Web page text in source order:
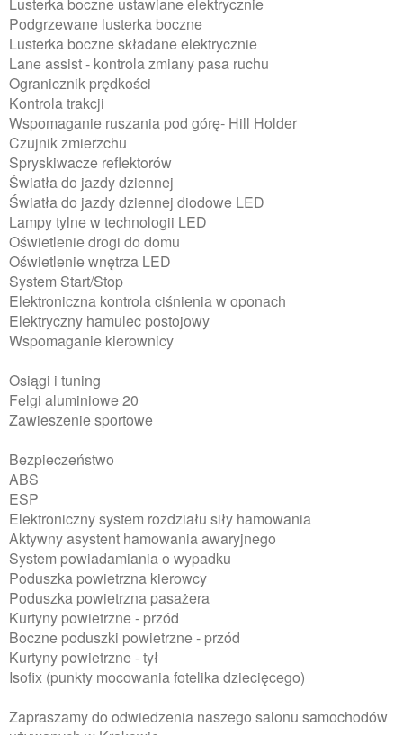
Podgrzewane lusterka boczne
Lusterka boczne składane elektrycznie
Lane assist - kontrola zmiany pasa ruchu
Ogranicznik prędkości
Kontrola trakcji
Wspomaganie ruszania pod górę- Hill Holder
Czujnik zmierzchu
Spryskiwacze reflektorów
Światła do jazdy dziennej
Światła do jazdy dziennej diodowe LED
Lampy tylne w technologii LED
Oświetlenie drogi do domu
Oświetlenie wnętrza LED
System Start/Stop
Elektroniczna kontrola ciśnienia w oponach
Elektryczny hamulec postojowy
Wspomaganie kierownicy
Osiągi i tuning
Felgi aluminiowe 20
Zawieszenie sportowe
Bezpieczeństwo
ABS
ESP
Elektroniczny system rozdziału siły hamowania
Aktywny asystent hamowania awaryjnego
System powiadamiania o wypadku
Poduszka powietrzna kierowcy
Poduszka powietrzna pasażera
Kurtyny powietrzne - przód
Boczne poduszki powietrzne - przód
Kurtyny powietrzne - tył
Isofix (punkty mocowania fotelika dziecięcego)
Zapraszamy do odwiedzenia naszego salonu samochodów